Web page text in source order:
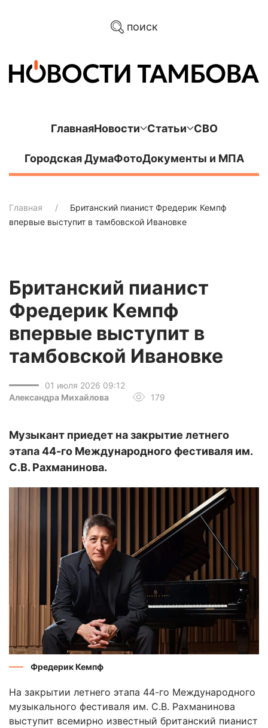
поиск
ГлавнаяНовости Статьи СВО
Городская ДумаФотоДокументы и МПА
Главная
Британский пианист Фредерик Кемпф
впервые выступит в тамбовской Ивановке
Британский пианист
Фредерик Кемпф
впервые выступит в
тамбовской Ивановке
01 июля 2026 09:12
Александра Михайлова
179
Музыкант приедет на закрытие летнего
этапа 44-го Международного фестиваля им.
С.В. Рахманинова.
Фредерик Кемпф
На закрытии летнего этапа 44-го Международного
музыкального фестиваля им. С.В. Рахманинова
выступит всемирно известный британский пианист